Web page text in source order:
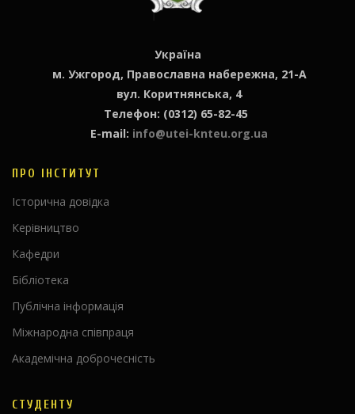
Україна
м. Ужгород, Православна набережна, 21-А
вул. Коритнянська, 4
Телефон: (0312) 65-82-45
E-mail: info@utei-knteu.org.ua
ПРО ІНСТИТУТ
Історична довідка
Керівництво
Кафедри
Бібліотека
Публічна інформація
Міжнародна співпраця
Академічна доброчесність
СТУДЕНТУ